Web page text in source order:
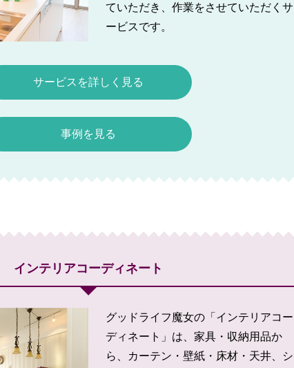
ていただき、作業をさせていただくサ
ービスです。
サービスを詳しく見る
事例を見る
インテリアコーディネート
グッドライフ魔女の「インテリアコー
ディネート」は、家具・収納用品か
ら、カーテン・壁紙・床材・天井、シ